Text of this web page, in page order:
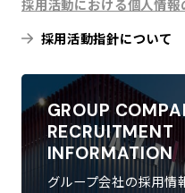
採用活動における個人情
採用活動指針について
GROUP
RECRUITMENT
INFORMATION
グループ会社の採用情